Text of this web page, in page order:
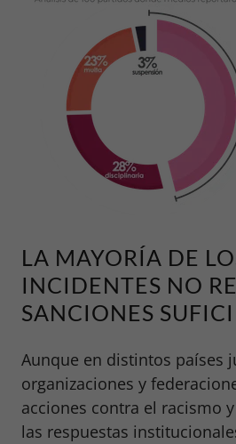
LA MAYORÍA DE
INCIDENTES NO
SANCIONES
Aunque en distintos países
organizaciones y
acciones contra el racismo
las respuestas